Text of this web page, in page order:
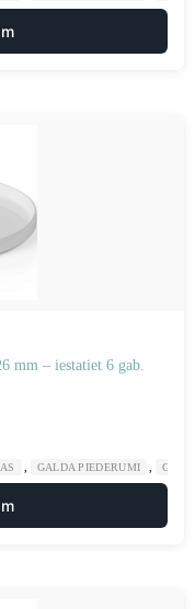
mm – iestatiet 6 gab.
GALDA PIEDERUMI